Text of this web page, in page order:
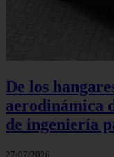
De los
aerodinámica
de ingeniería
27/07/2026